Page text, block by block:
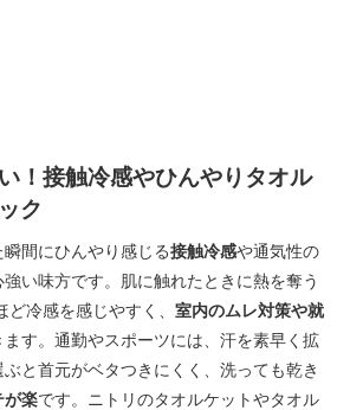
！接触冷感やひんやりタオル
ク
間にひんやり感じる接触冷感や通気性の
強い味方です。肌に触れたときに熱を奪う
冷感を感じやすく、 室内のムレ対策や就
ます。通勤やスポーツには、汗を素早く拡
と首元がベタつきにくく、洗っても乾き
が楽です。ニトリのタオルケットやタオル